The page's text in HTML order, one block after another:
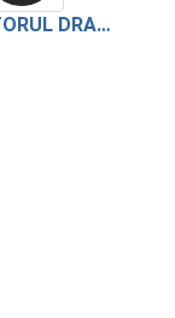
ACS VIITORUL DRAGOMIRESTI